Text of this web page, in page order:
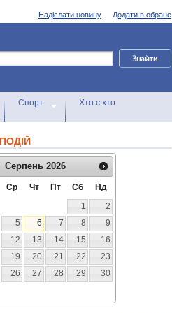
Додати в обране
Надіслати новину
Спорт Хто є хто
Серпень 2026
Ср Чт Пт Сб
Нд
1
2
5 6 7 8
9
12 13 14 15
16
19 20 21 22
23
26 27 28 29
30